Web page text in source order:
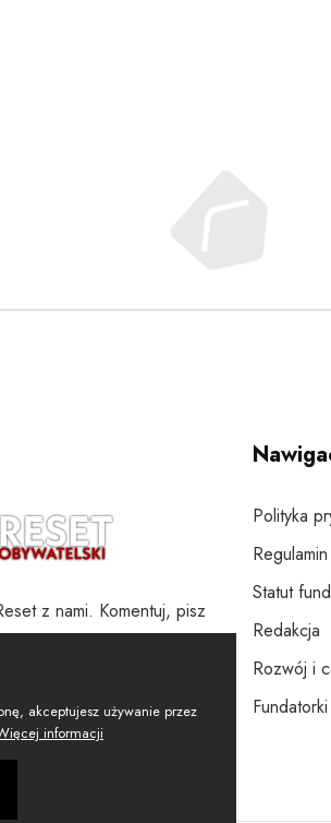
z nami. Komentuj, pisz
Polityka
Regulamin
Statut
Redakcja
Rozwój i
akceptujesz używanie przez
informacji